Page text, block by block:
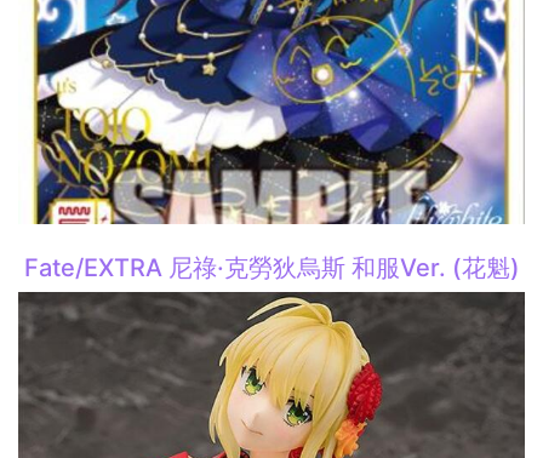
Fate/EXTRA 尼祿·克勞狄烏斯 和服Ver. (花魁)